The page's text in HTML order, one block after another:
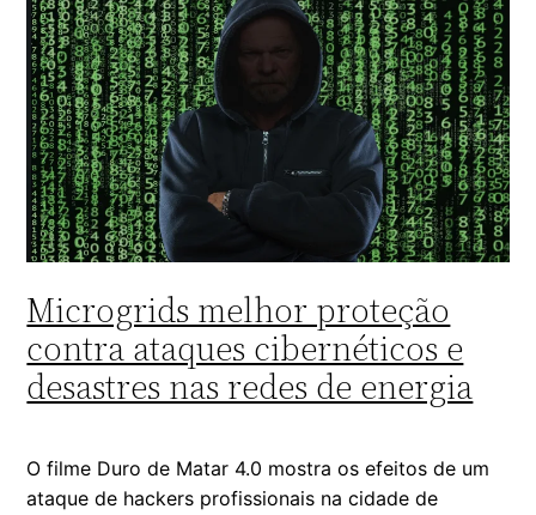
Microgrids melhor proteção
contra ataques cibernéticos e
desastres nas redes de energia
O filme Duro de Matar 4.0 mostra os efeitos de um
ataque de hackers profissionais na cidade de